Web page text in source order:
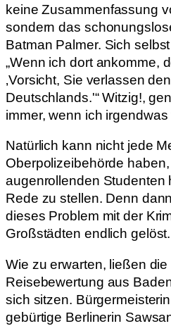
keine Zusammenfassung
sondern das
Batman Palmer. Sich
„Wenn ich dort ankomme,
‚Vorsicht, Sie verlassen
Deutschlands.'“ Witzig!,
immer, wenn ich
Natürlich kann nicht jede
Oberpolizeibehörde
augenrollenden Studenten
Rede zu stellen. Denn
dieses Problem mit der
Großstädten endlich gelöst.
Wie zu erwarten, ließen
Reisebewertung aus
sich sitzen.
gebürtige Berlinerin